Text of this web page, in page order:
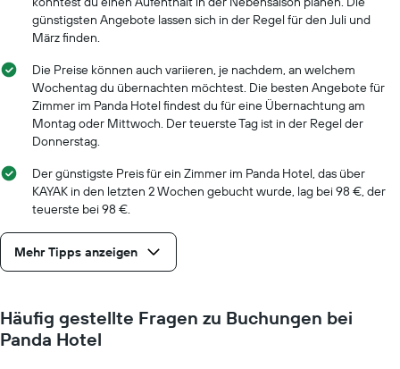
hat
Achse,
die
die
Anzahl
der
vor
dem
Aufenthalt
Das
Diagramm
hat
Achse,
die
günstigsten Angebote lassen sich in der Regel für den Juli und
März finden.
Die Preise können auch variieren, je nachdem, an welchem
Wochentag du übernachten möchtest. Die besten Angebote für
Zimmer im Panda Hotel findest du für eine Übernachtung am
Montag oder Mittwoch. Der teuerste Tag ist in der Regel der
Donnerstag.
Der günstigste Preis für ein Zimmer im Panda Hotel, das über
KAYAK in den letzten 2 Wochen gebucht wurde, lag bei 98 €, der
teuerste bei 98 €.
Mehr Tipps anzeigen
Häufig gestellte Fragen zu Buchungen bei
Panda Hotel